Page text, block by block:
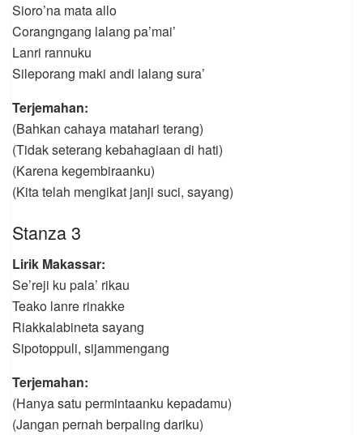
Sioro’na mata allo
Corangngang lalang pa’mai’
Lanri rannuku
Sileporang maki andi lalang sura’
Terjemahan:
(Bahkan cahaya matahari terang)
(Tidak seterang kebahagiaan di hati)
(Karena kegembiraanku)
(Kita telah mengikat janji suci, sayang)
Stanza 3
Lirik Makassar:
Se’reji ku pala’ rikau
Teako lanre rinakke
Riakkalabineta sayang
Sipotoppuli, sijammengang
Terjemahan:
(Hanya satu permintaanku kepadamu)
(Jangan pernah berpaling dariku)